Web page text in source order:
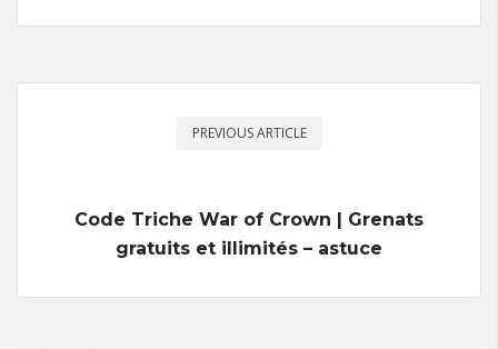
PREVIOUS ARTICLE
Code Triche War of Crown | Grenats
gratuits et illimités – astuce